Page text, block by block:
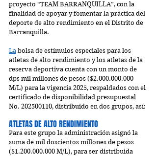
proyecto “TEAM BARRANQUILLA”, con la
finalidad de apoyar y fomentar la práctica del
deporte de alto rendimiento en el Distrito de
Barranquilla.
La bolsa de estímulos especiales para los
atletas de alto rendimiento y los atletas de la
reserva deportiva cuenta con un monto de
dps mil millones de pesos ($2.000.000.000
M/L) para la vigencia 2025, respaldados con el
certificado de disponibilidad presupuestal
No. 202500110, distribuido en dos grupos, así:
ATLETAS DE ALTO RENDIMIENTO
Para este grupo la administración asignó la
suma de mil doscientos millones de pesos
($1.200.000.000 M/L), para ser distribuida